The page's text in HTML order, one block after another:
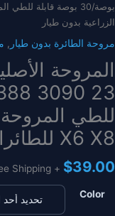
الزراعية بدون طيار
مروحة الطائرة بدون طيار ,
X6 X8 للطائرات الزراعية بدون طيار
$39.00
+ Free Shipping
Color